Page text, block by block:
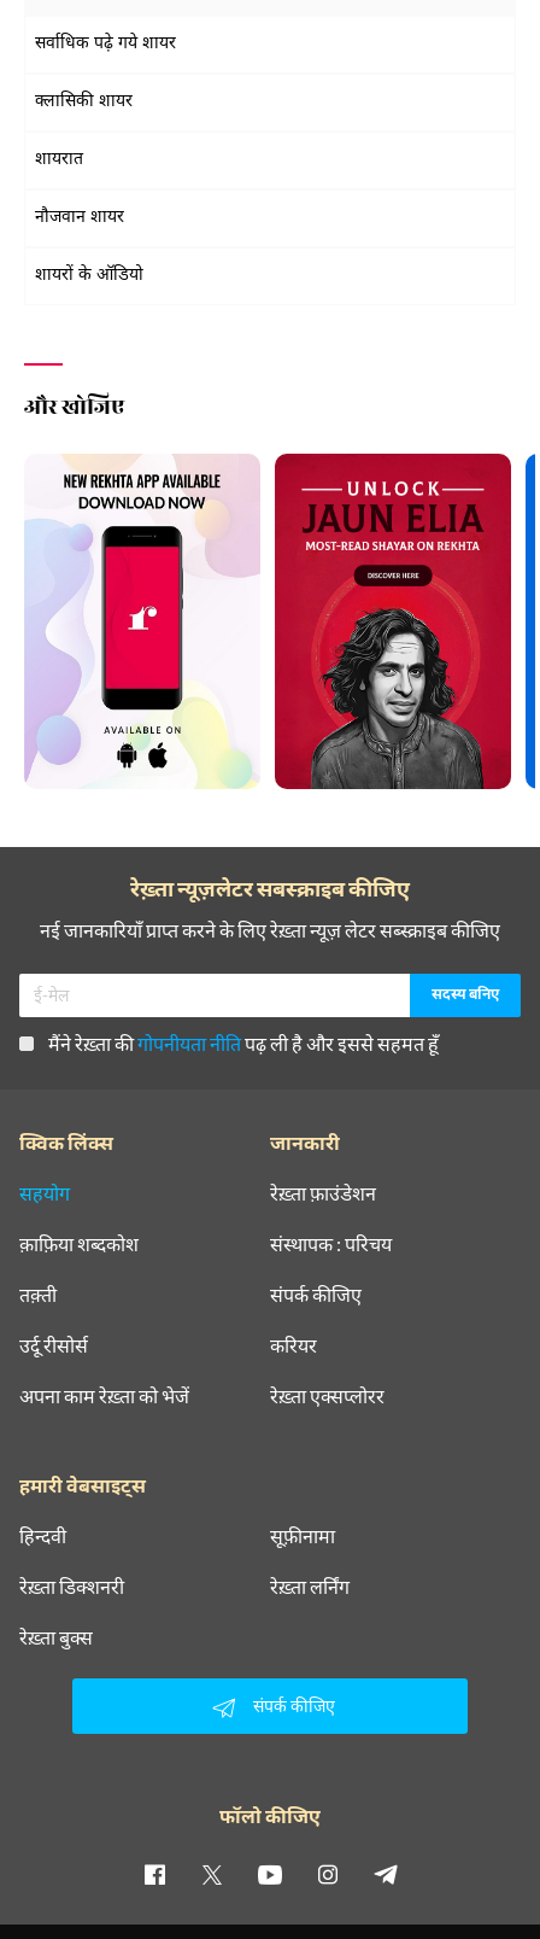
सर्वाधिक पढ़े गये शायर
क्लासिकी शायर
शायरात
नौजवान शायर
शायरों के ऑडियो
और खोजिए
रेख़्ता न्यूज़लेटर सबस्क्राइब कीजिए
नई जानकारियाँ प्राप्त करने के लिए रेख़्ता न्यूज़ लेटर सब्स्क्राइब कीजिए
मैंने रेख़्ता कीगोपनीयता नीतिपढ़ ली है और इससे सहमत हूँ
क्विक लिंक्स
सहयोग
क़ाफ़िया शब्दकोश
तक़्ती
उर्दू रीसोर्स
अपना काम रेख़्ता को भेजें
जानकारी
रेख़्ता फ़ाउंडेशन
संस्थापक : परिचय
संपर्क कीजिए
करियर
रेख़्ता एक्सप्लोरर
हमारी वेबसाइट्स
हिन्दवी सूफ़ीनामा
रेख़्ता डिक्शनरी रेख़्ता लर्निंग
रेख़्ता बुक्स
संपर्क कीजिए
फॉलो कीजिए